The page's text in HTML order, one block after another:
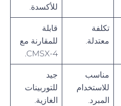
للأكسدة.
تكلفة
معتدلة.
قابلة
للمقارنة مع
CMSX-4.
مناسب
للاستخدام
المبرد.
جيد
للتوربينات
الغازية.